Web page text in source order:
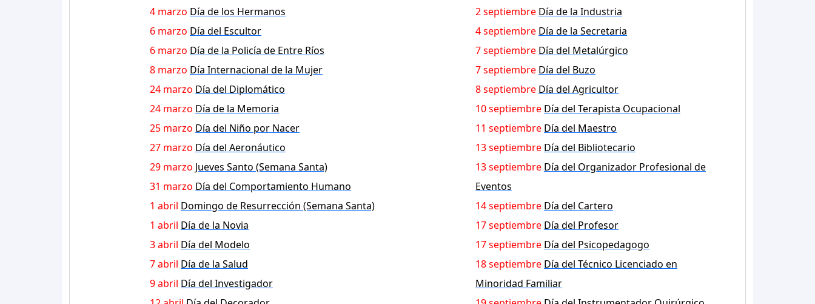
4 marzo Día de los Hermanos
6 marzo Día del Escultor
6 marzo Día de la Policía de Entre Ríos
8 marzo Día Internacional de la Mujer
24 marzo Día del Diplomático
24 marzo Día de la Memoria
25 marzo Día del Niño por Nacer
27 marzo Día del Aeronáutico
29 marzo Jueves Santo (Semana Santa)
31 marzo Día del Comportamiento Humano
1 abril Domingo de Resurrección (Semana Santa)
1 abril Día de la Novia
3 abril Día del Modelo
7 abril Día de la Salud
9 abril Día del Investigador
2 septiembre Día de la Industria
4 septiembre Día de la Secretaria
7 septiembre Día del Metalúrgico
7 septiembre Día del Buzo
8 septiembre Día del Agricultor
10 septiembre Día del Terapista Ocupacional
11 septiembre Día del Maestro
13 septiembre Día del Bibliotecario
13 septiembre Día del Organizador Profesional de
Eventos
14 septiembre Día del Cartero
17 septiembre Día del Profesor
17 septiembre Día del Psicopedagogo
18 septiembre Día del Técnico Licenciado en
Minoridad Familiar